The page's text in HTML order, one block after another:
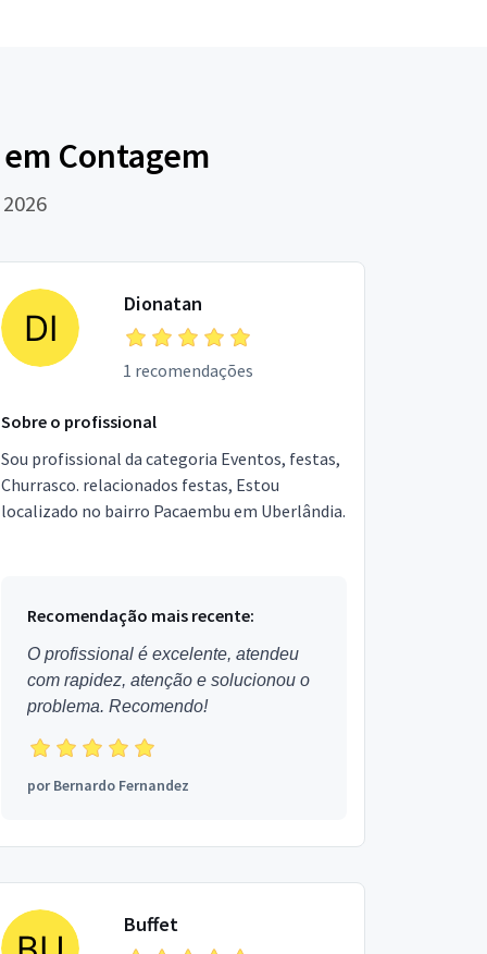
Contagem
Dionatan
1 recomendações
Sobre o profissional
Sou profissional da categoria Eventos, festas,
Churrasco. relacionados festas, Estou
localizado no bairro Pacaembu em Uberlândia.
Recomendação mais recente:
O profissional é excelente, atendeu
com rapidez, atenção e solucionou o
problema. Recomendo!
porBernardo Fernandez
Buffet